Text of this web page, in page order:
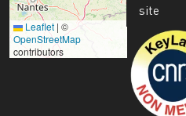
Leaflet | ©
OpenStreetMap
contributors
site
Image